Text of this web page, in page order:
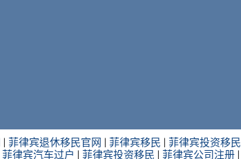
| 菲律宾退休移民官网 | 菲律宾移民 | 菲律宾投资移民
菲律宾汽车过户 | 菲律宾投资移民 | 菲律宾公司注册 |